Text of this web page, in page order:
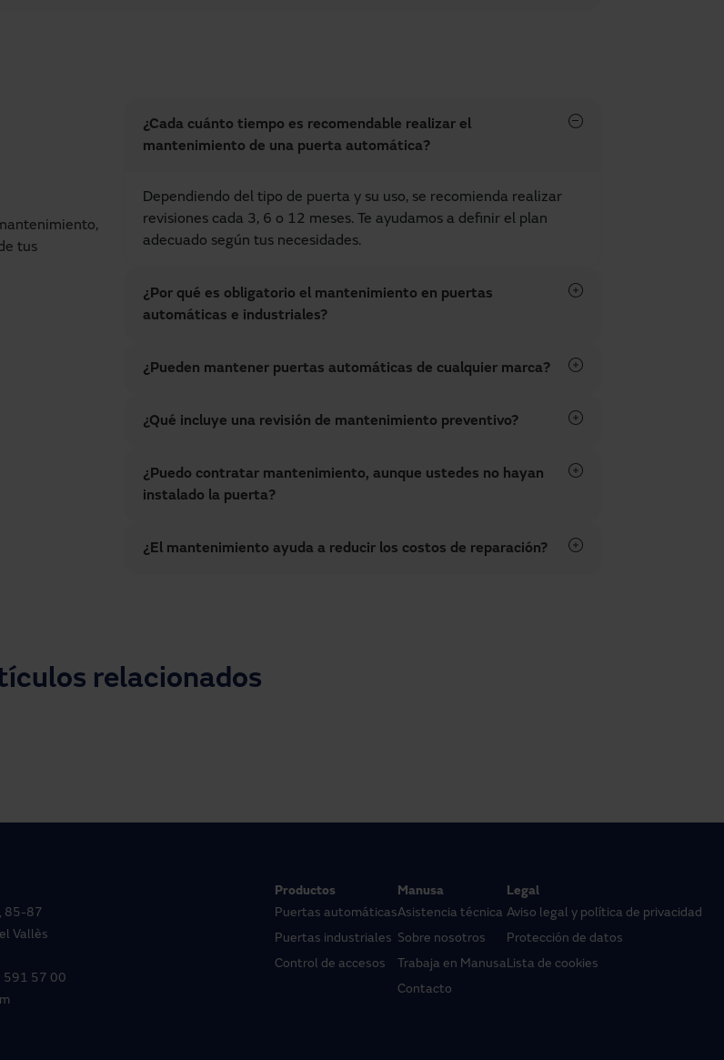
tus
¿Cada cuánto tiempo es recomendable realizar el
mantenimiento de una puerta automática?
Dependiendo del tipo de puerta y su uso, se recomienda realizar
revisiones cada 3, 6 o 12 meses. Te ayudamos a definir el plan
adecuado según tus necesidades.
¿Por qué es obligatorio el mantenimiento en puertas
automáticas e industriales?
¿Pueden mantener puertas automáticas de cualquier marca?
¿Qué incluye una revisión de mantenimiento preventivo?
¿Puedo contratar mantenimiento, aunque ustedes no hayan
instalado la puerta?
¿El mantenimiento ayuda a reducir los costos de reparación?
relacionados
85-87
Vallès
591 57 00
Productos
Puertas automáticas
Puertas industriales
Control de accesos
Manusa
Asistencia técnica
Sobre nosotros
Trabaja en Manusa
Contacto
Legal
Aviso legal y política de privacidad
Protección de datos
Lista de cookies